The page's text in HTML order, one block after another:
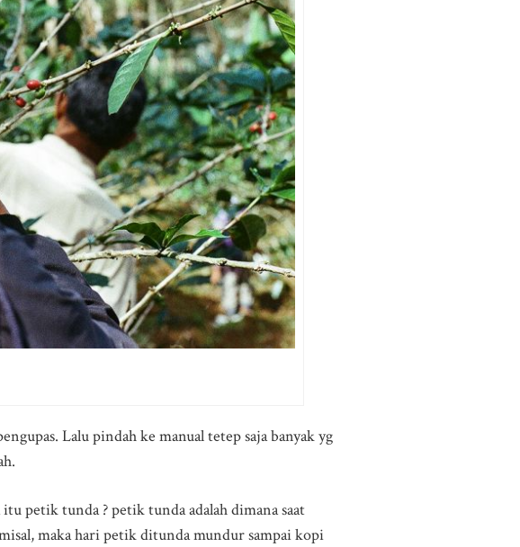
Lalu pindah ke manual tetep saja banyak yg
petik tunda ? petik tunda adalah dimana saat
maka hari petik ditunda mundur sampai kopi